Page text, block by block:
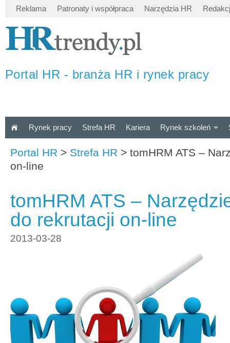
Reklama Patronaty i współpraca Narzędzia HR
Portal HR - branża HR i rynek pracy
Rynek pracy Strefa HR Kariera Rynek szkoleń
Portal HR > Strefa HR > tomHRM ATS –
on-line
tomHRM ATS –
do rekrutacji on-line
2013-03-28